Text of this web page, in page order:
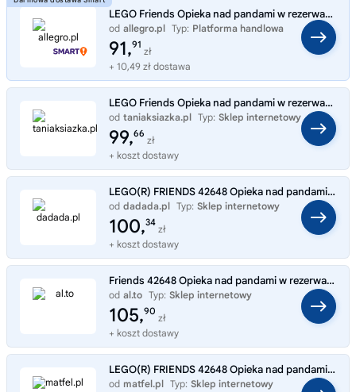
LEGO Friends Opieka nad pandami w rezerwacie 42648
od allegro.pl Typ: Platforma handlowa
91,91
zł
+ 10,49 zł dostawa
LEGO Friends Opieka nad pandami w rezerwacie 42648
od taniaksiazka.pl Typ: Sklep internetowy
99,66
zł
+ koszt dostawy
LEGO(R) FRIENDS 42648 Opieka nad pandami w rezerwacie
od dadada.pl Typ: Sklep internetowy
100,34
zł
+ koszt dostawy
Friends 42648 Opieka nad pandami w rezerwacie
od al.to Typ: Sklep internetowy
105,90
zł
+ koszt dostawy
LEGO(R) FRIENDS 42648 Opieka nad pandami w rezerwac
od matfel.pl Typ: Sklep internetowy